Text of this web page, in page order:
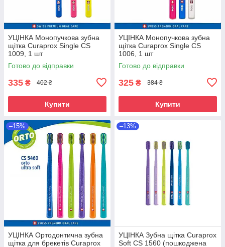
УЦІНКА Монопучкова зубна
щітка Curaprox Single CS
1009, 1 шт
Готово до відправки
335 ₴ 402 ₴
Купити
УЦІНКА Монопучкова зубна
щітка Curaprox Single CS
1006, 1 шт
Готово до відправки
325 ₴ 384 ₴
Купити
–15%
УЦІНКА Ортодонтична зубна
щітка для брекетів Curaprox
–13%
УЦІНКА Зубна щітка Curaprox
Soft CS 1560 (пошкоджена